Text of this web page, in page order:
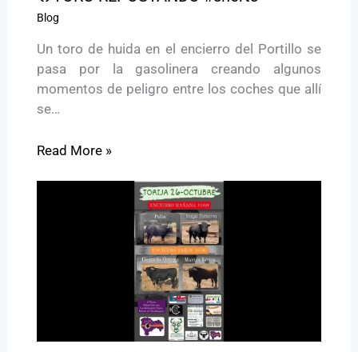
Blog
Un toro de huida en el encierro del Portillo se
pasa por la gasolinera creando algunos
momentos de peligro entre los coches que allí
se…
Read More »